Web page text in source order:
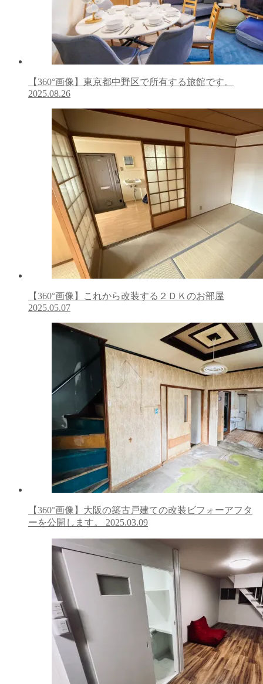
【360°画像】東京都中野区で所有する旅館です。
2025.08.26
【360°画像】これから改装する２ＤＫのお部屋
2025.05.07
【360°画像】大阪の築古戸建ての改装ビフォーアフタ
ーを公開します。 2025.03.09